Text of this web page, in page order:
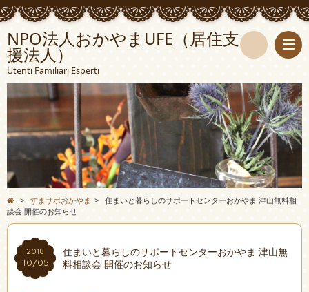
NPO法人おかやまUFE（居住支
援法人）
Utenti Familiari Esperti
索
> すまサポおかやま > 住まいと暮らしのサポートセンターおかやま 津山無料相
談会 開催のお知らせ
2018
10/05
住まいと暮らしのサポートセンターおかやま 津山無
料相談会 開催のお知らせ